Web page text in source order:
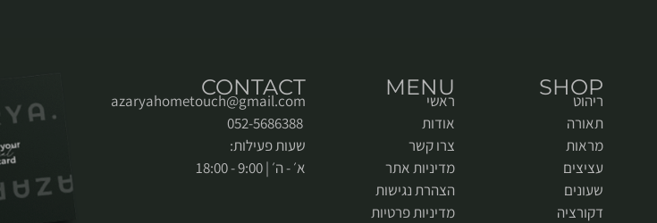
SHOP
ריהוט
תאורה
מראות
עציצים
שעונים
דקורציה
MENU
ראשי
אודות
צרו קשר
מדיניות אתר
הצהרת נגישות
מדיניות פרטיות
CONTACT
azaryahometouch@gmail.com
שעות פעילות:
א׳ - ה׳ | 9:00 - 18:00